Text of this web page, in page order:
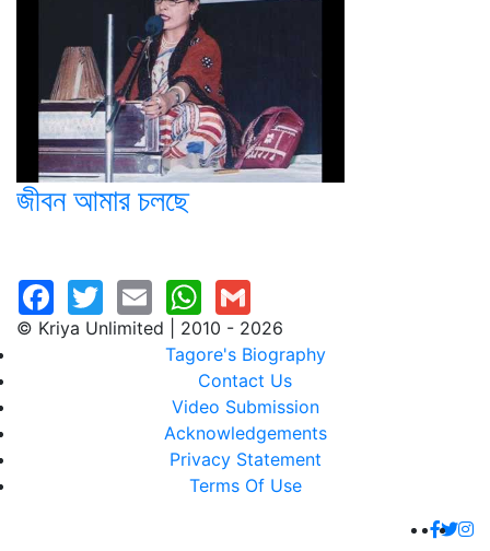
জীবন আমার চলছে
© Kriya Unlimited | 2010 - 2026
Tagore's Biography
Contact Us
Video Submission
Acknowledgements
Privacy Statement
Terms Of Use